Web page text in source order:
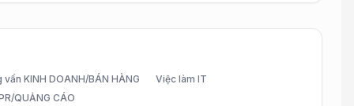
vấn KINH DOANH/BÁN HÀNG
Việc làm IT
QUẢNG CÁO